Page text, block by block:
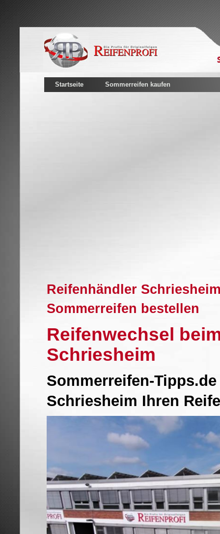
Startseite Sommerreifen kaufen
Reifenhändler
Sommerreifen bestellen
Reifenwechsel
Schriesheim
Sommerreifen-
Schriesheim Ihren